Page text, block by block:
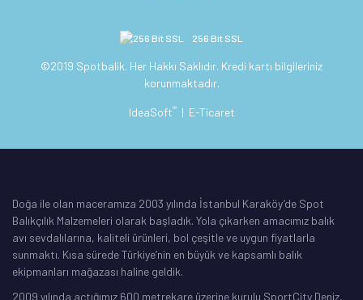
256 Bit SSL
©2019 Spotbalik. Her Hakkı Saklıdır. Kredi kartı bilgileriniz
korunmaktadır.
IdeaSoft® | E-Ticaret
Doğa ile olan maceramıza 2003 yılında İstanbul Karaköy’de Spot
Balıkçılık Malzemeleri olarak başladık. Yola çıkarken amacımız balık
avı sevdalılarına, kaliteli ürünleri, bol çeşitle ve uygun fiyatlarla
sunmaktı. Kısa sürede Türkiye’nin en büyük ve kapsamlı balık
ekipmanları mağazası haline geldik.
2009 yılında açtığımız 600 metrekare üzerine kurulu SportCity Deniz,